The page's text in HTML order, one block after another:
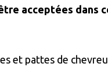
acceptées dans
et pattes de